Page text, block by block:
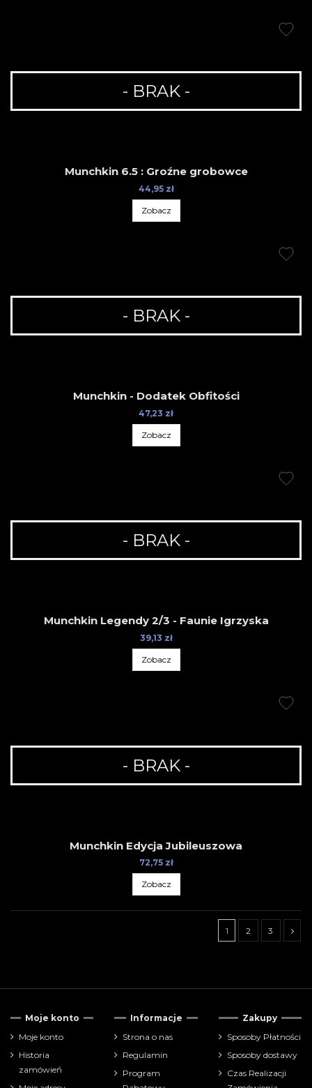
- BRAK -
Munchkin 6.5 : Groźne grobowce
44,95 zł
Zobacz
- BRAK -
Munchkin - Dodatek Obfitości
47,23 zł
Zobacz
- BRAK -
Munchkin Legendy 2/3 - Faunie Igrzyska
39,13 zł
Zobacz
- BRAK -
Munchkin Edycja Jubileuszowa
72,75 zł
Zobacz
1 2 3
Cena
zł
Moje konto
Moje konto
Historia
zamówień
Informacje
Strona o nas
Regulamin
Program
Zakupy
Sposoby Płatności
Sposoby dostawy
Czas Realizacji